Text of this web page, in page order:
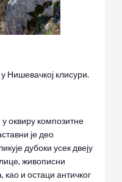
Нишевачкој клисури.
оквиру композитне
је део
дубоки усек двеју
живописни
и остаци античког